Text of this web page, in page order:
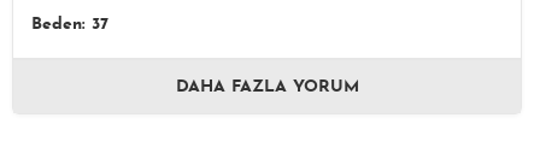
Beden: 37
DAHA FAZLA YORUM